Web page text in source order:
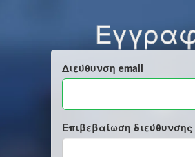
Διεύθυνση email
Επιβεβαίωση διεύθυνσης